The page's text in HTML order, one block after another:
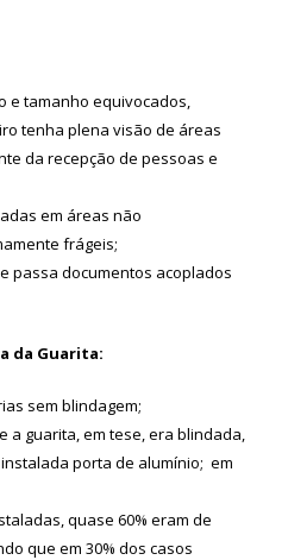
e tamanho equivocados,
tenha plena visão de áreas
da recepção de pessoas e
em áreas não
frágeis;
passa documentos acoplados
da Guarita:
sem blindagem;
a guarita, em tese, era blindada,
porta de alumínio; em
quase 60% eram de
que em 30% dos casos